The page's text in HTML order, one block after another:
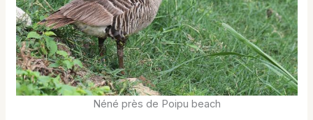
Néné près de Poipu beach